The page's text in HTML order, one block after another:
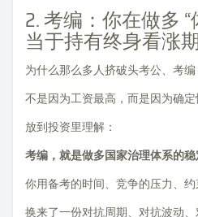
2. 考编：你在做多
当于持有终身看涨
为什么那么多人挤破头考公、考编
不是因为工资最高，而是因为确定
放到投资里理解：
考编，就是做多国家治理体系的稳
你用备考的时间、竞争的压力、约
换来了一份对抗周期、对抗波动、